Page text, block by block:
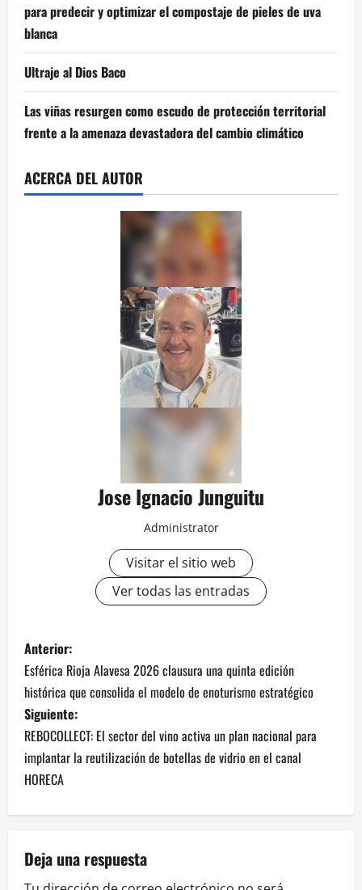
para predecir y optimizar el compostaje de pieles de uva
blanca
Ultraje al Dios Baco
Las viñas resurgen como escudo de protección territorial
frente a la amenaza devastadora del cambio climático
ACERCA DEL AUTOR
Jose Ignacio Junguitu
Administrator
Visitar el sitio web
Ver todas las entradas
N
a
v
e
g
a
c
Anterior:
Esférica Rioja Alavesa 2026 clausura una quinta edición
histórica que consolida el modelo de enoturismo estratégico
Siguiente:
REBOCOLLECT: El sector del vino activa un plan nacional para
implantar la reutilización de botellas de vidrio en el canal
HORECA
Deja una respuesta